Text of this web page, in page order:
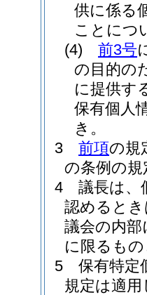
供に係る
ことにつ
(4)
前3号
の目的の
に提供す
保有個人
き。
3
前項の規
の条例の
4
議長は、
認めると
議会の内
に限るも
5
保有特定
規定は適